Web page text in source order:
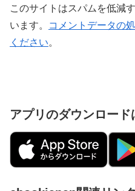
このサイトはスパムを低減
います。
コメントデータの
ください。
アプリのダウンロード